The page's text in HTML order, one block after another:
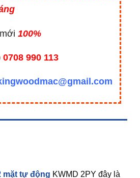
100%
0708 990 113
mặt tự động KWMD 2PY đây là